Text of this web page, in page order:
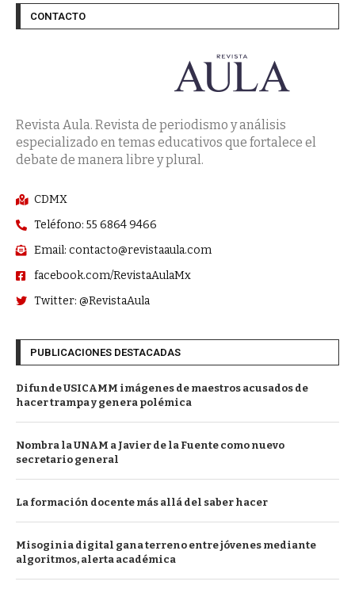
CONTACTO
Revista Aula. Revista de periodismo y análisis
especializado en temas educativos que fortalece el
debate de manera libre y plural.
CDMX
Teléfono: 55 6864 9466
Email: contacto@revistaaula.com
facebook.com/RevistaAulaMx
Twitter: @RevistaAula
PUBLICACIONES DESTACADAS
Difunde USICAMM imágenes de maestros acusados de
hacer trampa y genera polémica
Nombra la UNAM a Javier de la Fuente como nuevo
secretario general
La formación docente más allá del saber hacer
Misoginia digital gana terreno entre jóvenes mediante
algoritmos, alerta académica